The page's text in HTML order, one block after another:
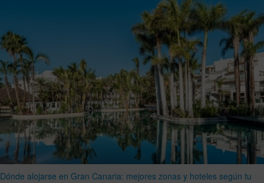
Dónde alojarse en Gran Canaria: mejores zonas y hoteles según tu